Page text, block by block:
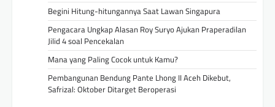
Begini Hitung-hitungannya Saat Lawan Singapura
Pengacara Ungkap Alasan Roy Suryo Ajukan Praperadilan
Jilid 4 soal Pencekalan
Mana yang Paling Cocok untuk Kamu?
Pembangunan Bendung Pante Lhong II Aceh Dikebut,
Safrizal: Oktober Ditarget Beroperasi